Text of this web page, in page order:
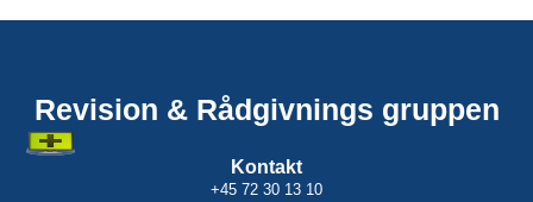
Revision & Rådgivnings gruppen
Kontakt
+45 72 30 13 10